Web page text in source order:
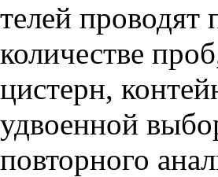
телей проводят
количестве
цистерн,
удвоенной
повторного